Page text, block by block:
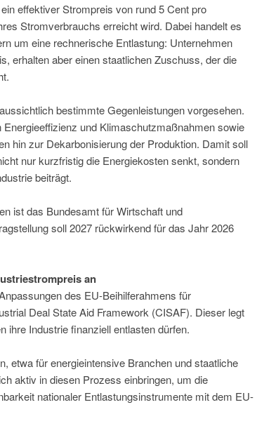
effektiver Strompreis von rund 5 Cent pro
Stromverbrauchs erreicht wird. Dabei handelt es
um eine rechnerische Entlastung: Unternehmen
erhalten aber einen staatlichen Zuschuss, der die
bestimmte Gegenleistungen vorgesehen.
und Klimaschutzmaßnahmen sowie
hin zur Dekarbonisierung der Produktion. Damit soll
nur kurzfristig die Energiekosten senkt, sondern
beiträgt.
ist das Bundesamt für Wirtschaft und
soll 2027 rückwirkend für das Jahr 2026
an
des EU-Beihilferahmens für
Deal State Aid Framework (CISAF). Dieser legt
ihre Industrie finanziell entlasten dürfen.
etwa für energieintensive Branchen und staatliche
aktiv in diesen Prozess einbringen, um die
nationaler Entlastungsinstrumente mit dem EU-